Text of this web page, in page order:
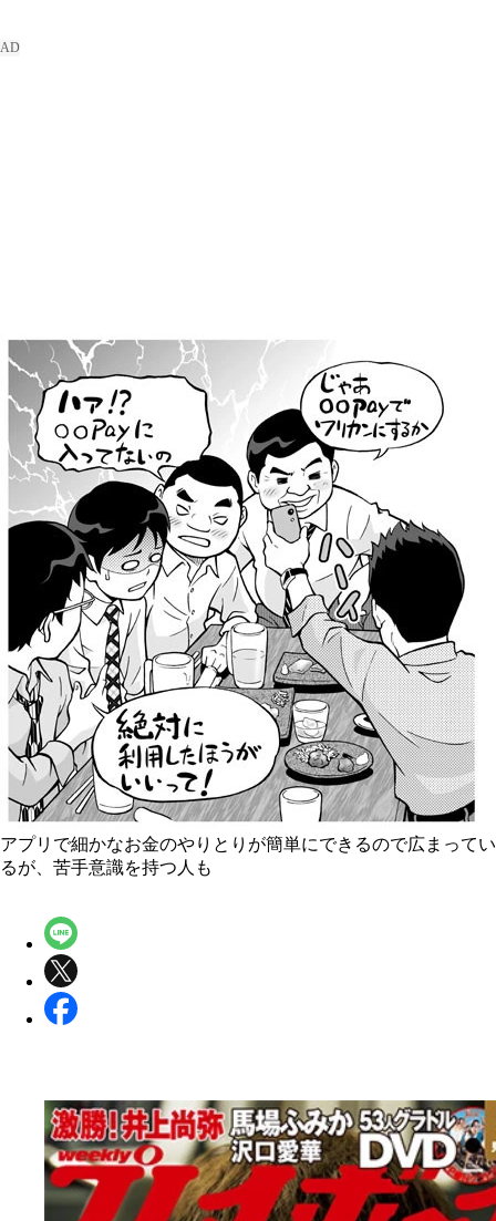
アプリで細かなお金のやりとりが簡単にできるので広まってい
るが、苦手意識を持つ人も